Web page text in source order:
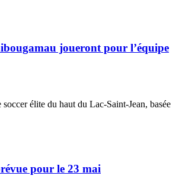
joueront pour l’équipe
élite du haut du Lac-Saint-Jean, basée
pour le 23 mai